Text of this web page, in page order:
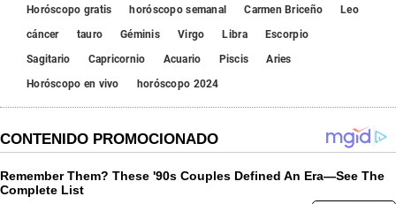
Horóscopo gratis
horóscopo semanal Carmen Briceño
Leo
cáncer
tauro Géminis Virgo Libra
Escorpio
Sagitario
Capricornio Acuario Piscis
Aries
Horóscopo en vivo
horóscopo 2024